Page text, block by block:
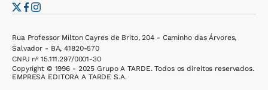
Rua Professor Milton Cayres de Brito, 204 - Caminho das Árvores,
Salvador - BA, 41820-570
CNPJ nº 15.111.297/0001-30
Copyright © 1996 - 2025 Grupo A TARDE. Todos os direitos reservados.
EMPRESA EDITORA A TARDE S.A.